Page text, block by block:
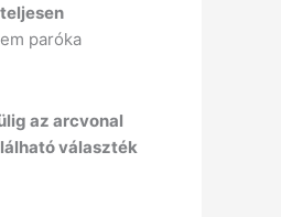
paróka
az arcvonal
választék